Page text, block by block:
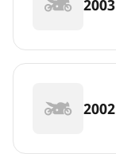
2003
2002